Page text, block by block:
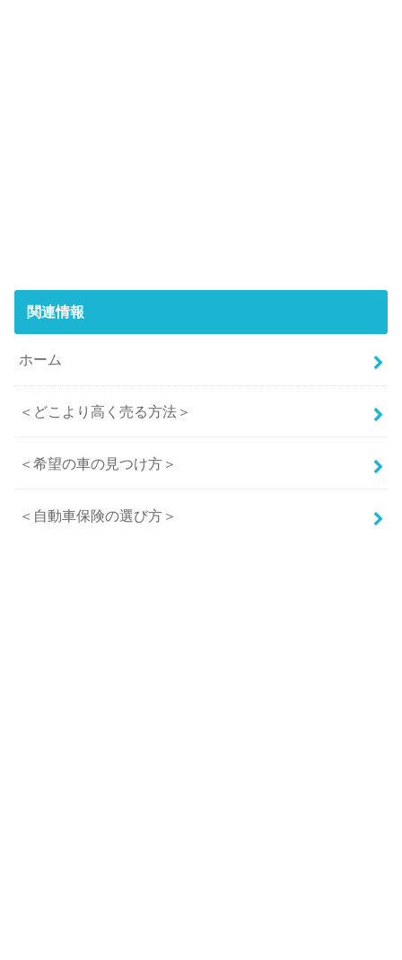
関連情報
ホーム
＜どこより高く売る方法＞
＜希望の車の見つけ方＞
＜自動車保険の選び方＞